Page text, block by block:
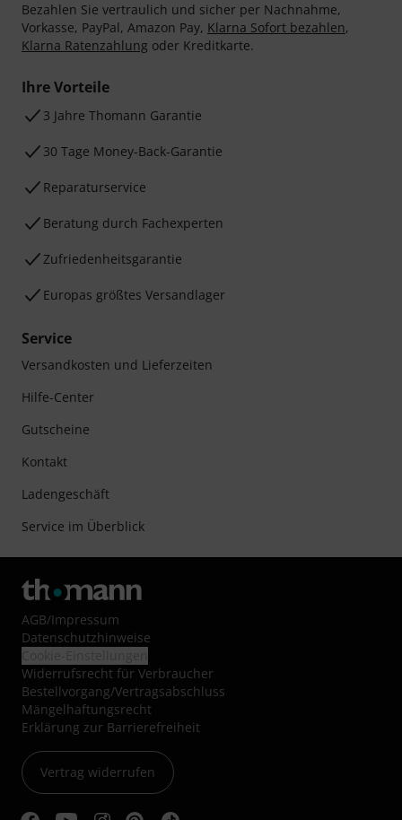
Bezahlen Sie vertraulich und sicher per Nachnahme,
Vorkasse, PayPal, Amazon Pay, Klarna Sofort bezahlen,
Klarna Ratenzahlung oder Kreditkarte.
Ihre Vorteile
3 Jahre Thomann Garantie
30 Tage Money-Back-Garantie
Reparaturservice
Beratung durch Fachexperten
Zufriedenheitsgarantie
Europas größtes Versandlager
Service
Versandkosten und Lieferzeiten
Hilfe-Center
Gutscheine
Kontakt
Ladengeschäft
Service im Überblick
AGB/Impressum
Datenschutzhinweise
Widerrufsrecht für Verbraucher
Bestellvorgang/Vertragsabschluss
Mängelhaftungsrecht
Erklärung zur Barrierefreiheit
Vertrag widerrufen